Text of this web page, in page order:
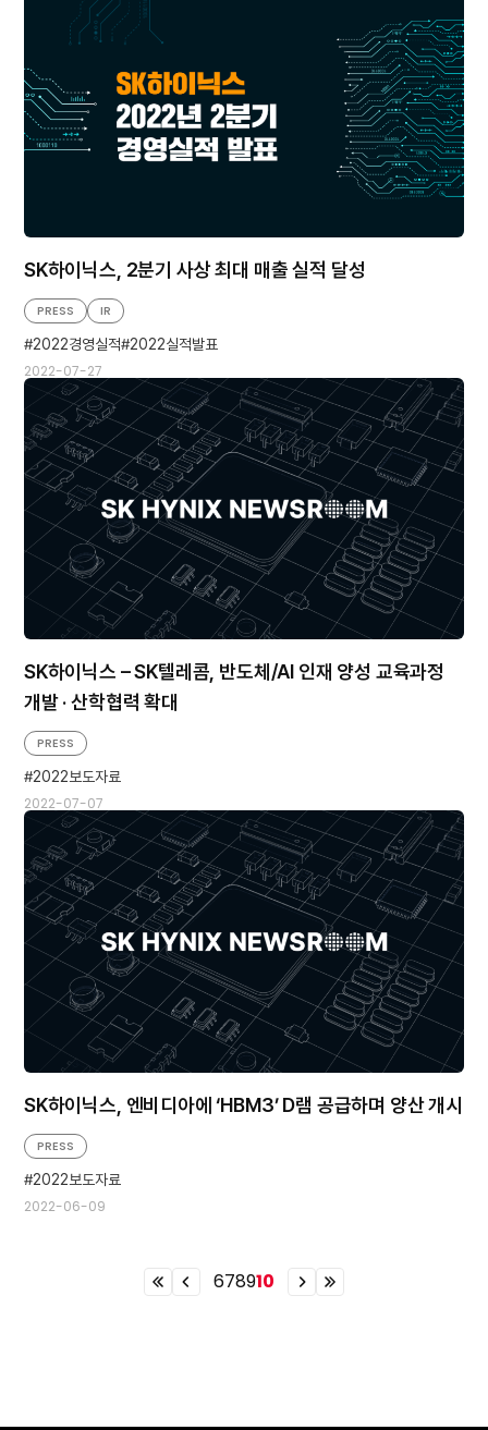
SK하이닉스, 2분기 사상 최대 매출 실적 달성
2022-07-27
PRESS
IR
2022경영실적 2022실적발표
SK하이닉스 – SK텔레콤, 반도체/AI 인재 양성 교육과정
개발 · 산학협력 확대
2022-07-07
PRESS
2022보도자료
SK하이닉스, 엔비디아에 ‘HBM3’ D램 공급하며 양산 개시
2022-06-09
PRESS
2022보도자료
이
이
678910
이
이